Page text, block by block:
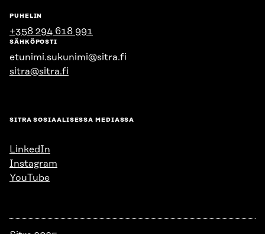
PUHELIN
+358 294 618 991
SÄHKÖPOSTI
etunimi.sukunimi@sitra.fi
sitra@sitra.fi
SITRA SOSIAALISESSA MEDIASSA
LinkedIn
Instagram
YouTube